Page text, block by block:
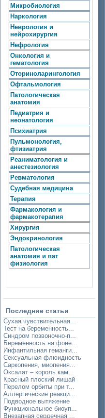
Микробиология
Наркология
Неврология и
нейрохирургия
Нефрология
Онкология и
гематология
Оториноларингология
Офтальмология
Патологическая
анатомия
Педиатрия и
неонатология
Психиатрия
Пульмонология,
фтизиатрия
Реаниматология и
анестезиология
Ревматология
Судебная медицина
Терапия
Фармакология и
фармакотерапия
Хирургия
Эндокринология
Патологическая
анатомия и пат
физиология
Последние статьи
Сухая чувствительная...
Тест на беременность...
Синдром позвоночно-п...
Беременность на фоне...
Инфантильная геманги...
Сексуальная флюидность
Саркопения, миопения...
Оксалат – король кам...
Красный плоский лишай
Перелом орбиты при т...
Аллергические реакци...
Подводное вытяжение
Функциональное биоуп...
Внезапная сердечная ...